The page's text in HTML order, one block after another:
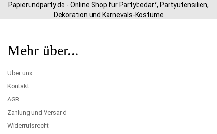
Papierundparty.de - Online Shop für Partybedarf, Partyutensilien,
Dekoration und Karnevals-Kostüme
Mehr über...
Über uns
Kontakt
AGB
Zahlung und Versand
Widerrufsrecht